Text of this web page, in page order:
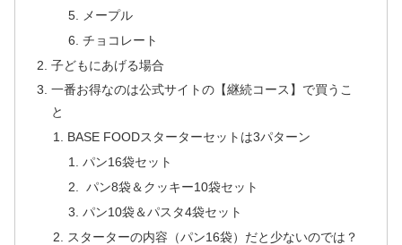
メープル
チョコレート
子どもにあげる場合
一番お得なのは公式サイトの【継続コース】で買うこ
と
BASE FOODスターターセットは3パターン
パン16袋セット
パン8袋＆クッキー10袋セット
パン10袋＆パスタ4袋セット
スターターの内容（パン16袋）だと少ないのでは？